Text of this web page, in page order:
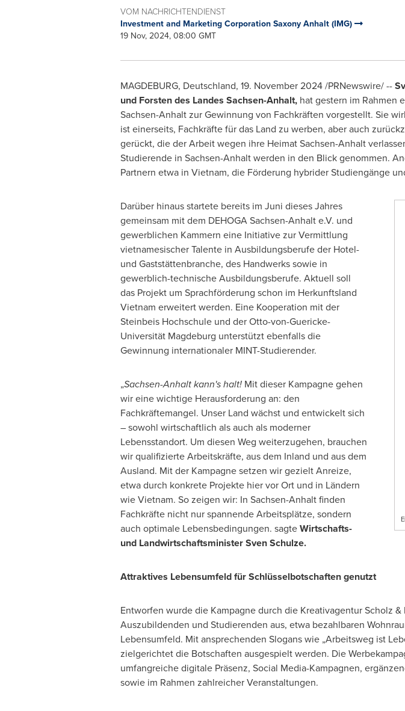
VOM NACHRICHTENDIENST
Investment and Marketing Corporation Saxony Anhalt (IMG)
19 Nov, 2024, 08:00 GMT
MAGDEBURG, Deutschland, 19. November 2024/PRNewswire/ --
und Forsten des Landes Sachsen-Anhalt, hat gestern im Rahmen
Sachsen-Anhalt zur Gewinnung von Fachkräften vorgestellt. Sie
ist einerseits, Fachkräfte für das Land zu werben, aber auch
gerückt, die der Arbeit wegen ihre Heimat Sachsen-Anhalt
Studierende in Sachsen-Anhalt werden in den Blick genommen.
Partnern etwa in Vietnam, die Förderung hybrider Studiengänge
Darüber hinaus startete bereits im Juni dieses Jahres
gemeinsam mit dem DEHOGA Sachsen-Anhalt e.V. und
gewerblichen Kammern eine Initiative zur Vermittlung
vietnamesischer Talente in Ausbildungsberufe der Hotel-
und Gaststättenbranche, des Handwerks sowie in
gewerblich-technische Ausbildungsberufe. Aktuell soll
das Projekt um Sprachförderung schon im Herkunftsland
Vietnam erweitert werden. Eine Kooperation mit der
Steinbeis Hochschule und der Otto-von-Guericke-
Universität Magdeburg unterstützt ebenfalls die
Gewinnung internationaler MINT-Studierender.
„Sachsen-Anhalt kann's halt!Mit dieser Kampagne gehen
wir eine wichtige Herausforderung an: den
Fachkräftemangel. Unser Land wächst und entwickelt sich
– sowohl wirtschaftlich als auch als moderner
Lebensstandort. Um diesen Weg weiterzugehen, brauchen
wir qualifizierte Arbeitskräfte, aus dem Inland und aus dem
Ausland. Mit der Kampagne setzen wir gezielt Anreize,
etwa durch konkrete Projekte hier vor Ort und in Ländern
wieVietnam. So zeigen wir: In Sachsen-Anhalt finden
Fachkräfte nicht nur spannende Arbeitsplätze, sondern
auch optimale Lebensbedingungen. sagteWirtschafts-
und Landwirtschaftsminister Sven Schulze.
Attraktives Lebensumfeld für Schlüsselbotschaften genutzt
Entworfen wurde die Kampagne durch die Kreativagentur Scholz
Auszubildenden und Studierenden aus, etwa bezahlbaren
Lebensumfeld. Mit ansprechenden Slogans wie „Arbeitsweg ist
zielgerichtet die Botschaften ausgespielt werden. Die
umfangreiche digitale Präsenz, Social Media-Kampagnen,
sowie im Rahmen zahlreicher Veranstaltungen.